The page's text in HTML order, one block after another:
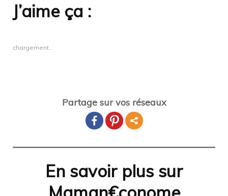
J’aime ça :
chargement…
Partage sur vos réseaux
En savoir plus sur